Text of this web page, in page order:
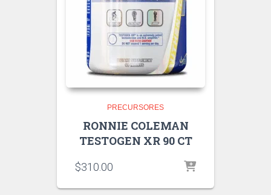
PRECURSORES
RONNIE COLEMAN
TESTOGEN XR 90 CT
$310.00